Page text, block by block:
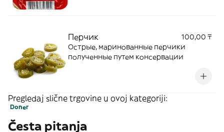
Перчик
100,00 ₸
Острые, маринованные перчики
полученные путем консервации
Pregledaj slične trgovine u ovoj kategoriji:
Doner
Česta pitanja